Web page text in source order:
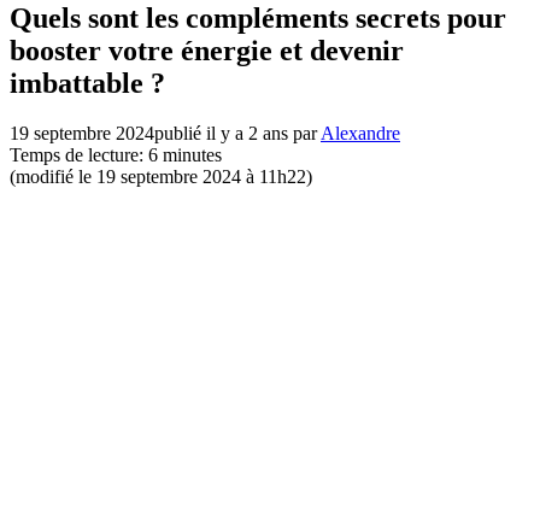
Quels sont les compléments secrets pour
booster votre énergie et devenir
imbattable ?
19 septembre 2024publié il y a 2 ans parAlexandre
Temps de lecture: 6 minutes
(modifié le 19 septembre 2024 à 11h22)